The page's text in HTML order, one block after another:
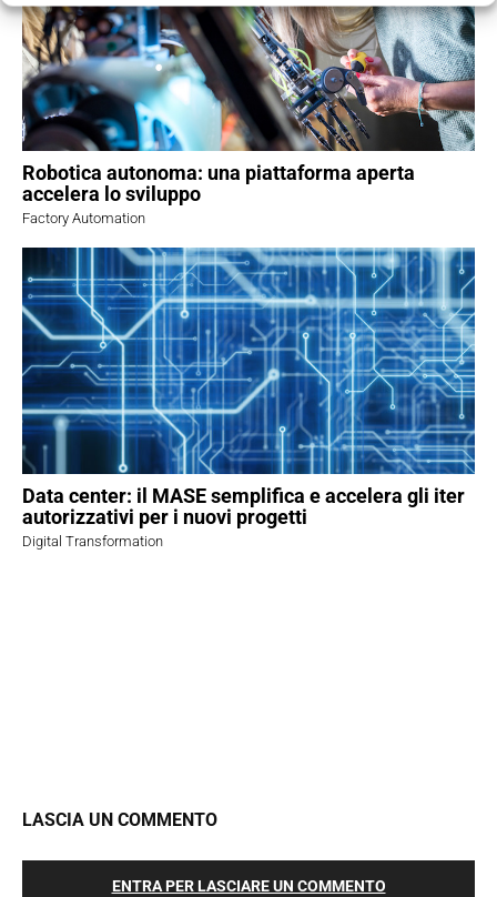
Robotica autonoma: una piattaforma aperta
accelera lo sviluppo
Factory Automation
Data center: il MASE semplifica e accelera gli iter
autorizzativi per i nuovi progetti
Digital Transformation
LASCIA UN COMMENTO
ENTRA PER LASCIARE UN COMMENTO